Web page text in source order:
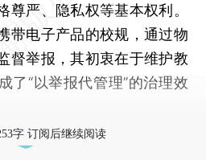
尊严、隐私权等基本权利。
带电子产品的校规，通过物
督举报，其初衷在于维护教
了“以举报代管理”的治理效
字 订阅后继续阅读